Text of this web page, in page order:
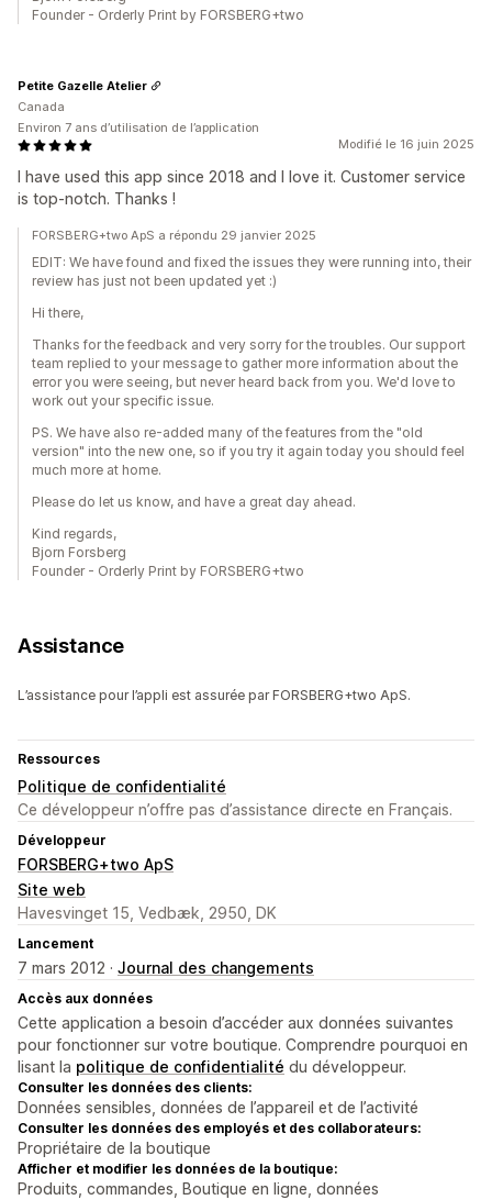
Founder - Orderly Print by FORSBERG+two
Modifié le 16 juin 2025
I have used this app since 2018 and I love it. Customer service
is top-notch. Thanks !
Petite Gazelle Atelier
Canada
Environ 7 ans d’utilisation de l’application
FORSBERG+two ApS a répondu 29 janvier 2025
EDIT: We have found and fixed the issues they were running into, their
review has just not been updated yet :)
Hi there,
Thanks for the feedback and very sorry for the troubles. Our support
team replied to your message to gather more information about the
error you were seeing, but never heard back from you. We'd love to
work out your specific issue.
PS. We have also re-added many of the features from the "old
version" into the new one, so if you try it again today you should feel
much more at home.
Please do let us know, and have a great day ahead.
Kind regards,
Bjorn Forsberg
Founder - Orderly Print by FORSBERG+two
Assistance
L’assistance pour l’appli est assurée par FORSBERG+two ApS.
Ressources
Politique de confidentialité
Ce développeur n’offre pas d’assistance directe en Français.
Développeur
FORSBERG+two ApS
Site web
Havesvinget 15, Vedbæk, 2950, DK
Lancement
7 mars 2012 · Journal des changements
Accès aux données
Cette application a besoin d’accéder aux données suivantes
pour fonctionner sur votre boutique. Comprendre pourquoi en
lisant la politique de confidentialité du développeur.
Consulter les données des clients:
Données sensibles, données de l’appareil et de l’activité
Consulter les données des employés et des collaborateurs:
Propriétaire de la boutique
Afficher et modifier les données de la boutique:
Produits, commandes, Boutique en ligne, données